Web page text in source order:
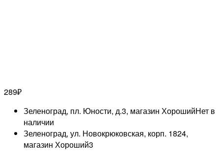
289₽
Зеленоград, пл. Юности, д.3, магазин ХорошийНет в
наличии
Зеленоград, ул. Новокрюковская, корп. 1824,
магазин Хороший3